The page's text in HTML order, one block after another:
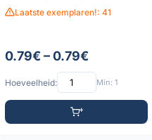
Laatste exemplaren!: 41
0.79€ – 0.79€
Hoeveelheid: Min: 1